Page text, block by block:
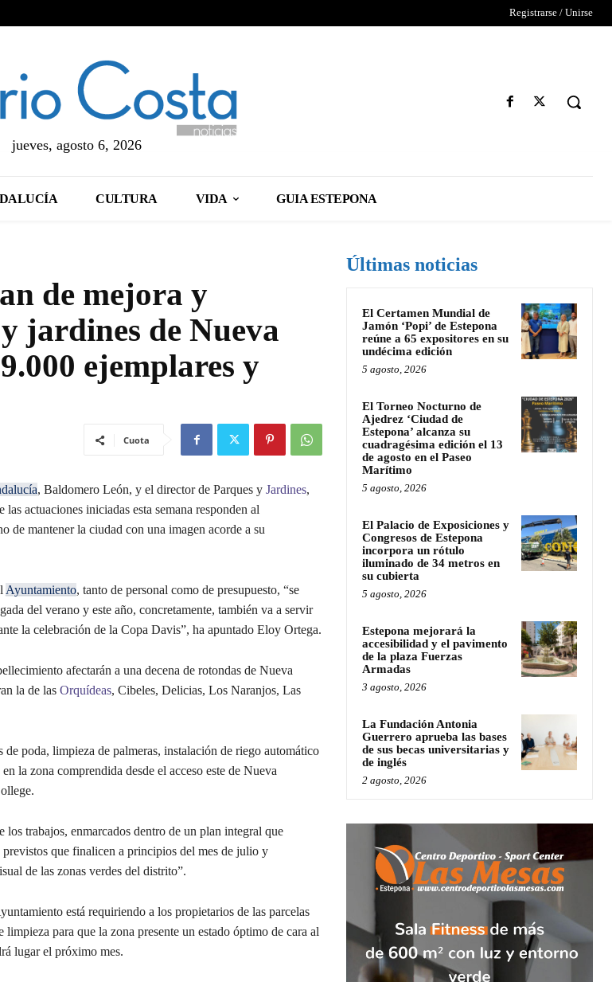
Registrarse / Unirse
jueves, agosto 6, 2026
CULTURA VIDA GUIA ESTEPONA
de mejora y
jardines de Nueva
ejemplares y
Cuota
, Baldomero León, y el director de Parques yJardines,
actuaciones iniciadas esta semana responden al
de mantener la ciudad con una imagen acorde a su
Ayuntamiento, tanto de personal como de presupuesto, “se
del verano y este año, concretamente, también va a servir
la celebración de la Copa Davis”, ha apuntado Eloy Ortega.
afectarán a una decena de rotondas de Nueva
la de lasOrquídeas, Cibeles, Delicias, Los Naranjos, Las
poda, limpieza de palmeras, instalación de riego automático
la zona comprendida desde el acceso este de Nueva
trabajos, enmarcados dentro de un plan integral que
previstos que finalicen a principios del mes de julio y
de las zonas verdes del distrito”.
está requiriendo a los propietarios de las parcelas
limpieza para que la zona presente un estado óptimo de cara al
lugar el próximo mes.
Últimas noticias
El Certamen Mundial de
Jamón ‘Popi’ de Estepona
reúne a 65 expositores en su
undécima edición
5 agosto, 2026
El Torneo Nocturno de
Ajedrez ‘Ciudad de
Estepona’ alcanza su
cuadragésima edición el 13
de agosto en el Paseo
Marítimo
5 agosto, 2026
El Palacio de Exposiciones y
Congresos de Estepona
incorpora un rótulo
iluminado de 34 metros en
su cubierta
5 agosto, 2026
Estepona mejorará la
accesibilidad y el pavimento
de la plaza Fuerzas
Armadas
3 agosto, 2026
La Fundación Antonia
Guerrero aprueba las bases
de sus becas universitarias y
de inglés
2 agosto, 2026